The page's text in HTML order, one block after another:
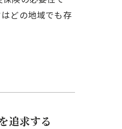
どの地域でも存
追求する